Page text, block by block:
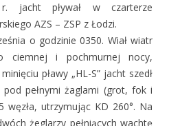
jacht pływał w czarterze
AZS – ZSP z Łodzi.
o godzinie 0350. Wiał wiatr
i pochmurnej nocy,
pławy „HL-S” jacht szedł
pod pełnymi żaglami (grot, fok i
węzła, utrzymując KD 260°. Na
żeglarzy pełniących wachtę